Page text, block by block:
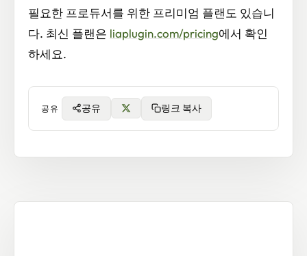
필요한 프로듀서를 위한 프리미엄 플랜도 있습니
다. 최신 플랜은 liaplugin.com/pricing에서 확인
하세요.
공유 공유 링크 복사